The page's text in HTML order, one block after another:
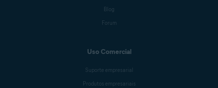
Blog
Forum
Uso Comercial
Suporte empresarial
Produtos empresariais